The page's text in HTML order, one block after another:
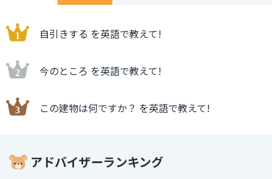
自引きする を英語で教えて!
今のところ を英語で教えて!
この建物は何ですか？ を英語で教えて!
アドバイザーランキング